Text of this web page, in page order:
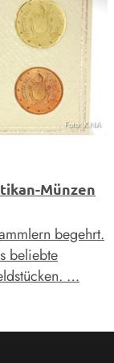
Foto: KNA
Münzen
begehrt.
beliebte
…